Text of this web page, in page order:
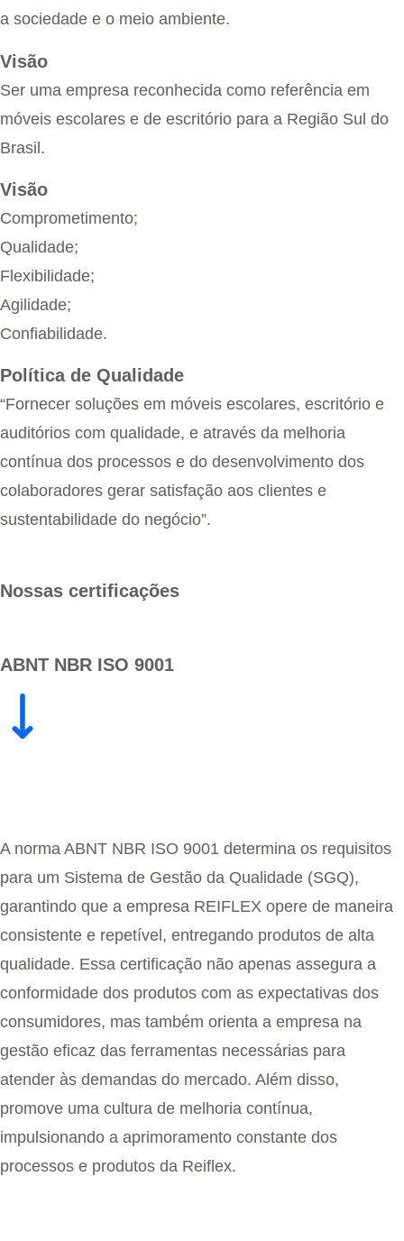
a sociedade e o meio ambiente.
Visão
Ser uma empresa reconhecida como referência em
móveis escolares e de escritório para a Região Sul do
Brasil.
Visão
Comprometimento;
Qualidade;
Flexibilidade;
Agilidade;
Confiabilidade.
Política de Qualidade
“Fornecer soluções em móveis escolares, escritório e
auditórios com qualidade, e através da melhoria
contínua dos processos e do desenvolvimento dos
colaboradores gerar satisfação aos clientes e
sustentabilidade do negócio”.
Nossas certificações
ABNT NBR ISO 9001
A norma ABNT NBR ISO 9001 determina os requisitos
para um Sistema de Gestão da Qualidade (SGQ),
garantindo que a empresa REIFLEX opere de maneira
consistente e repetível, entregando produtos de alta
qualidade. Essa certificação não apenas assegura a
conformidade dos produtos com as expectativas dos
consumidores, mas também orienta a empresa na
gestão eficaz das ferramentas necessárias para
atender às demandas do mercado. Além disso,
promove uma cultura de melhoria contínua,
impulsionando a aprimoramento constante dos
processos e produtos da Reiflex.